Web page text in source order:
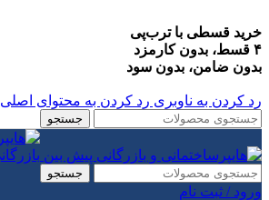
خرید قسطی با ترب‌پی
۴ قسط، بدون کارمزد
بدون ضامن، بدون سود
رد کردن به ناوبری رد کردن به محتوای اصلی
جستجو
جستجو
ورود / ثبت نام